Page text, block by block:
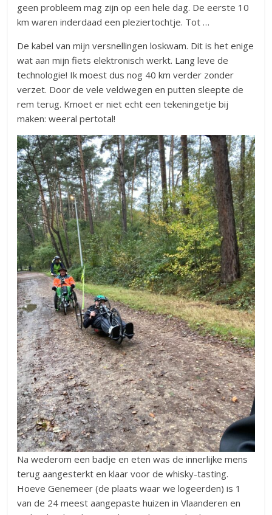
geen probleem mag zijn op een hele dag. De eerste 10
km waren inderdaad een pleziertochtje. Tot …
De kabel van mijn versnellingen loskwam. Dit is het enige
wat aan mijn fiets elektronisch werkt. Lang leve de
technologie! Ik moest dus nog 40 km verder zonder
verzet. Door de vele veldwegen en putten sleepte de
rem terug. Kmoet er niet echt een tekeningetje bij
maken: weeral pertotal!
Na wederom een badje en eten was de innerlijke mens
terug aangesterkt en klaar voor de whisky-tasting.
Hoeve Genemeer (de plaats waar we logeerden) is 1
van de 24 meest aangepaste huizen in Vlaanderen en